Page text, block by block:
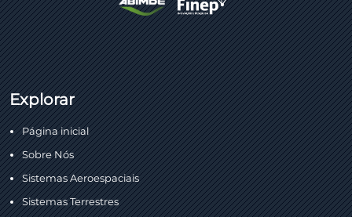
Explorar
Página inicial
Sobre Nós
Sistemas Aeroespaciais
Sistemas Terrestres